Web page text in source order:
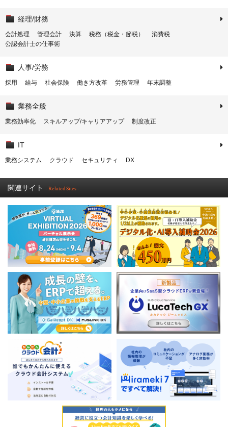
経理/財務
会計処理 管理会計 決算 税務（税金・節税）
消費税
公認会計士の仕事術
人事/労務
採用 給与 社会保険 働き方改革 労務管理 年末調整
業務全般
業務効率化 スキルアップ/キャリアアップ 制度改正
IT
業務システム クラウド セキュリティ DX
関連サイト - Related Sites -